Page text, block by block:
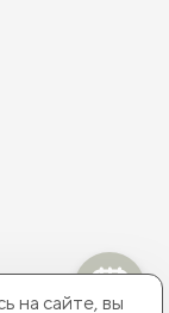
на сайте, вы